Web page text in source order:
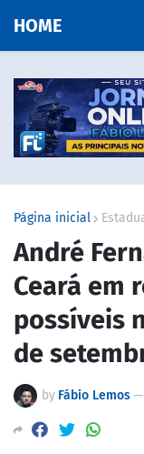
HOME
Página inicial
André
Ceará em
possíveis
de
by Fábio Lemos—